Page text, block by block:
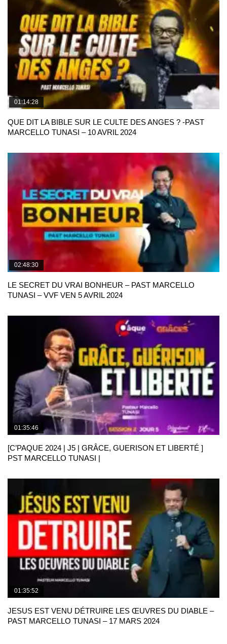
01:14:28
QUE DIT LA BIBLE SUR LE CULTE DES ANGES ? -PAST
MARCELLO TUNASI – 10 AVRIL 2024
02:48:30
LE SECRET DU VRAI BONHEUR – PAST MARCELLO
TUNASI – VVF VEN 5 AVRIL 2024
01:35:46
[C’PAQUE 2024 | J5 | GRÂCE, GUERISON ET LIBERTÉ ]
PST MARCELLO TUNASI |
01:35:52
JESUS EST VENU DÉTRUIRE LES ŒUVRES DU DIABLE –
PAST MARCELLO TUNASI – 17 MARS 2024